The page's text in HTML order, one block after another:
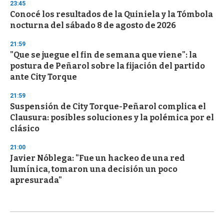
23:45
Conocé los resultados de la Quiniela y la Tómbola
nocturna del sábado 8 de agosto de 2026
21:59
"Que se juegue el fin de semana que viene": la
postura de Peñarol sobre la fijación del partido
ante City Torque
21:59
Suspensión de City Torque-Peñarol complica el
Clausura: posibles soluciones y la polémica por el
clásico
21:00
Javier Nóblega: "Fue un hackeo de una red
lumínica, tomaron una decisión un poco
apresurada"